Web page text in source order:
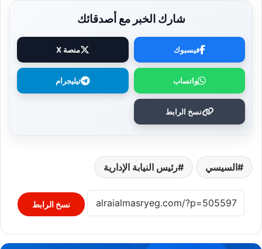
شارك الخبر مع أصدقائك
فيسبوك منصة X
واتساب تيليجرام
نسخ الرابط
السيسي رئيس النيابة الإدارية
نسخ الرابط